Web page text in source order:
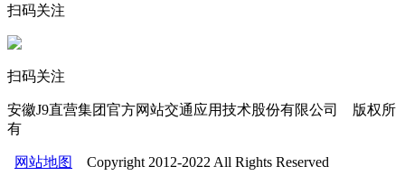
扫码关注
扫码关注
安徽J9直营集团官方网站交通应用技术股份有限公司 版权所
有
网站地图 Copyright 2012-2022 All Rights Reserved